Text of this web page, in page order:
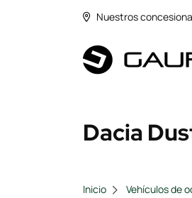
Nuestros
Dacia
Inicio Vehículos de